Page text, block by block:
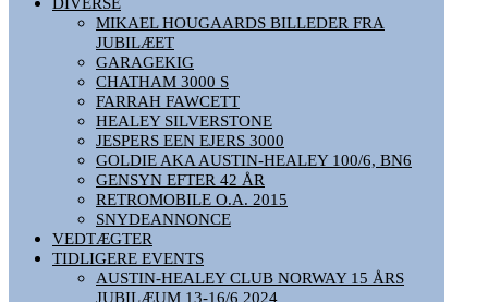
MIKAEL HOUGAARDS BILLEDER FRA
JUBILÆET
GARAGEKIG
CHATHAM 3000 S
FARRAH FAWCETT
HEALEY SILVERSTONE
JESPERS EEN EJERS 3000
GOLDIE AKA AUSTIN-HEALEY 100/6, BN6
GENSYN EFTER 42 ÅR
RETROMOBILE O.A. 2015
SNYDEANNONCE
VEDTÆGTER
TIDLIGERE EVENTS
AUSTIN-HEALEY CLUB NORWAY 15 ÅRS
JUBILÆUM 13-16/6 2024